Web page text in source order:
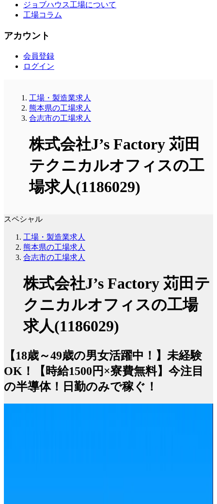
ジョブハウス工場について
工場コラム
アカウント
会員登録
ログイン
工場・製造業求人
熊本県の工場求人
合志市の工場求人
株式会社J’s Factory 苅田
テクニカルオフィスの工
場求人(1186029)
スペシャル
工場・製造業求人
熊本県の工場求人
合志市の工場求人
株式会社J’s Factory 苅田テ
クニカルオフィスの工場
求人(1186029)
【18歳～49歳の男女活躍中！】未経験
OK！【時給1500円×寮費無料】今注目
の半導体！日勤のみで稼ぐ！